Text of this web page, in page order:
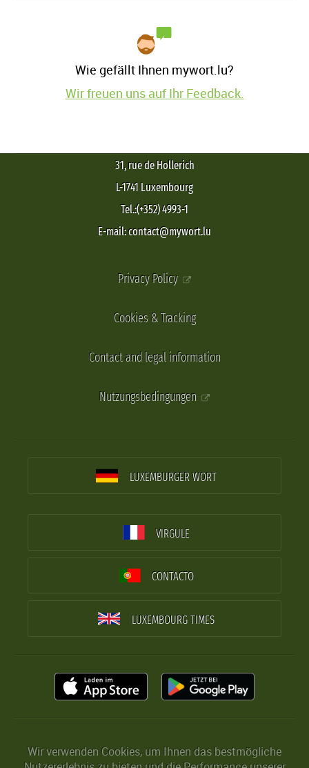
Wie gefällt Ihnen mywort.lu?
Wir freuen uns auf Ihr Feedback.
31, rue de Hollerich
L-1741 Luxembourg
Tel.:(+352) 4993-1
E-mail: contact@mywort.lu
Privacy Policy
Cookies & Tracking
Contact and legal information
Nutzungsbedingungen
LUXEMBURGER WORT
VIRGULE
CONTACTO
LUXEMBOURG TIMES
Wir verwenden Cookies, um Ihnen das bestmögliche